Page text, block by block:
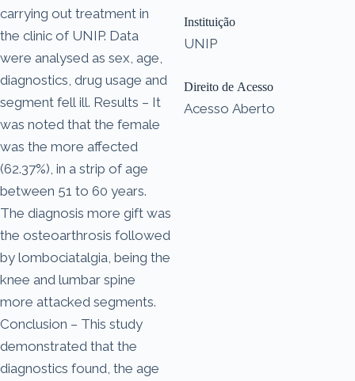
carrying out treatment in
the clinic of UNIP. Data
were analysed as sex, age,
diagnostics, drug usage and
segment fell ill. Results – It
was noted that the female
was the more affected
(62.37%), in a strip of age
between 51 to 60 years.
The diagnosis more gift was
the osteoarthrosis followed
by lombociatalgia, being the
knee and lumbar spine
more attacked segments.
Conclusion – This study
demonstrated that the
diagnostics found, the age
Instituição
UNIP
Direito de Acesso
Acesso Aberto